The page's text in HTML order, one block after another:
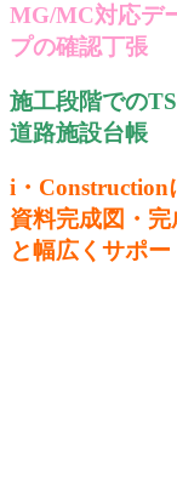
MG/MC対応デ
プの確認丁張
施工段階での
道路施設台帳
i・Construction
資料完成図・完
と幅広くサポー